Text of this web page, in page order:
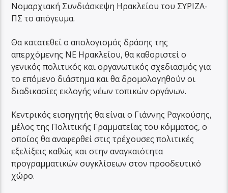
Νομαρχιακή Συνδιάσκεψη Ηρακλείου του ΣΥΡΙΖΑ-
ΠΣ το απόγευμα.
Θα κατατεθεί ο απολογισμός δράσης της
απερχόμενης ΝΕ Ηρακλείου, θα καθοριστεί ο
γενικός πολιτικός και οργανωτικός σχεδιασμός για
το επόμενο διάστημα και θα δρομολογηθούν οι
διαδικασίες εκλογής νέων τοπικών οργάνων.
Κεντρικός εισηγητής θα είναι ο Γιάννης Ραγκούσης,
μέλος της Πολιτικής Γραμματείας του κόμματος, ο
οποίος θα αναφερθεί στις τρέχουσες πολιτικές
εξελίξεις καθώς και στην αναγκαιότητα
προγραμματικών συγκλίσεων στον προοδευτικό
χώρο.